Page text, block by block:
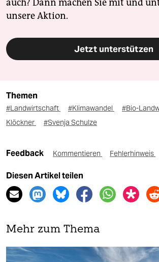
auch? Dann machen Sie mit und
unsere Aktion.
Jetzt unterstützen
Themen
#Landwirtschaft #Klimawandel #Bio-
Klöckner
#Svenja Schulze
Feedback Kommentieren Fehlerhinweis
Diesen Artikel teilen
Mehr zum Thema